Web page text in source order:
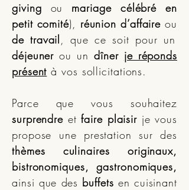
giving ou mariage célébré en
petit comité), réunion d’affaireou
de travail, que ce soit pour un
déjeunerou undîner je réponds
présent à vos sollicitations.
Parce que vous souhaitez
surprendre etfaire plaisir je vous
propose une prestation sur des
thèmes culinaires originaux,
bistronomiques, gastronomiques,
ainsi que des buffets en cuisinant